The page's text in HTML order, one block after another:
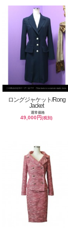
ロングジャケット/Rong
Jacket
通常価格
49,000円(税別)